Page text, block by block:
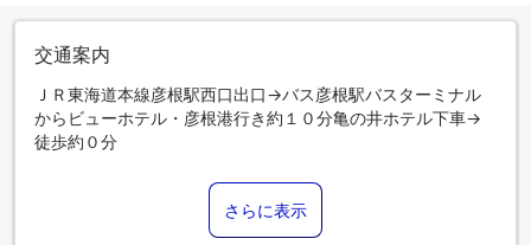
交通案内
ＪＲ東海道本線彦根駅西口出口→バス彦根駅バスターミナル
からビューホテル・彦根港行き約１０分亀の井ホテル下車→
徒歩約０分
さらに表示